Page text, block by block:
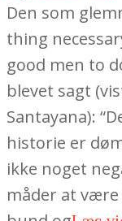
Den som
thing
good men to
blevet sagt
Santayana):
historie er
ikke noget
måder at være